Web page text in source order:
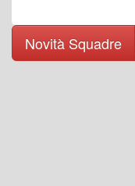
Novità Squadre